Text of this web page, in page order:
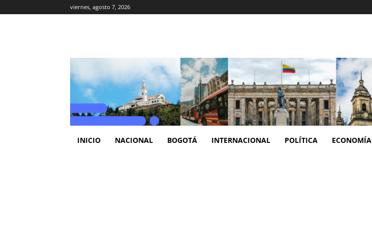
viernes, agosto 7, 2026
INICIO NACIONAL BOGOTÁ INTERNACIONAL POLÍTICA ECONOMÍA